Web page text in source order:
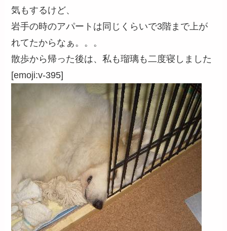
気もするけど、
岩手の時のアパートは同じくらいで3階まで上が
れてたからなぁ。。。
散歩から帰った後は、私も瑠璃も二度寝しました
[emoji:v-395]